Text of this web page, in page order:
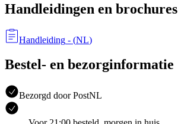
Handleidingen en brochures
Handleiding - (NL)
Bestel- en bezorginformatie
Bezorgd door PostNL